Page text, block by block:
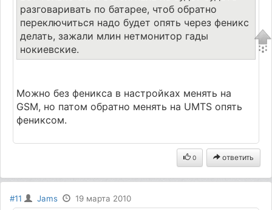
разговаривать по батарее, чтоб обратно
переключиться надо будет опять через феникс
делать, зажали млин нетмонитор гады
нокиевские.
Можно без феникса в настройках менять на
GSM, но патом обратно менять на UMTS опять
фениксом.
0 ответить
#11 Jams 19 марта 2010